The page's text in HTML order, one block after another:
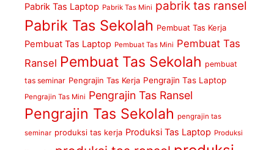
Pabrik Tas Laptop Pabrik Tas Mini pabrik tas ransel
Pabrik Tas Sekolah Pembuat Tas Kerja
Pembuat Tas Laptop Pembuat Tas Mini Pembuat Tas
Ransel Pembuat Tas Sekolah pembuat
tas seminar Pengrajin Tas Kerja Pengrajin Tas Laptop
Pengrajin Tas Mini Pengrajin Tas Ransel
Pengrajin Tas Sekolah pengrajin tas
seminar produksi tas kerja Produksi Tas Laptop Produksi